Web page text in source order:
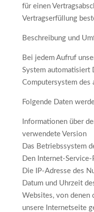
für einen
Vertragserfüllung
Beschreibung und
Bei jedem Aufruf
System automatisiert
Computersystem des
Folgende Daten
Informationen über
verwendete Version
Das Betriebssystem
Den Internet-
Die IP-Adresse des
Datum und Uhrzeit
Websites, von denen
unsere Internetseite